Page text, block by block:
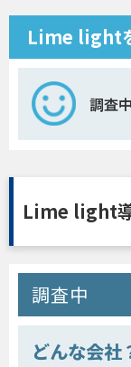
Lime light
調査
Lime light
調査中
どんな会社